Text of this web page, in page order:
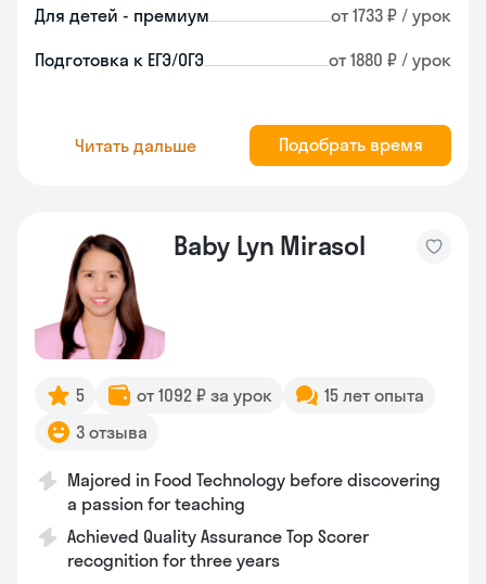
Для детей - премиум от 1733 ₽ / урок
Подготовка к ЕГЭ/ОГЭ от 1880 ₽ / урок
Читать дальше Подобрать время
Baby Lyn Mirasol
5 от 1092 ₽ за урок
15 лет опыта
3 отзыва
Majored in Food Technology before discovering
a passion for teaching
Achieved Quality Assurance Top Scorer
recognition for three years